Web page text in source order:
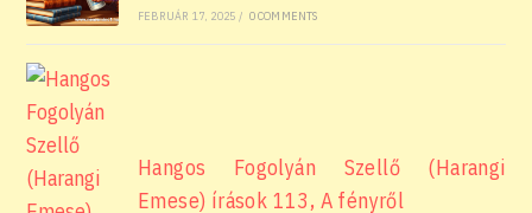
FEBRUÁR 17, 2025 / 0 COMMENTS
Hangos Fogolyán Szellő (Harangi
Emese) írások 113, A fényről